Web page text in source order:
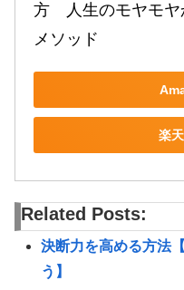
方　人生のモヤモ
メソッド
楽
Related Posts:
決断力を高める方法
う】